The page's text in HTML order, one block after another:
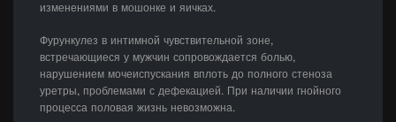
изменениями в мошонке и яичках.
Фурункулез в интимной чувствительной зоне,
встречающиеся у мужчин сопровождается болью,
нарушением мочеиспускания вплоть до полного стеноза
уретры, проблемами с дефекацией. При наличии гнойного
процесса половая жизнь невозможна.